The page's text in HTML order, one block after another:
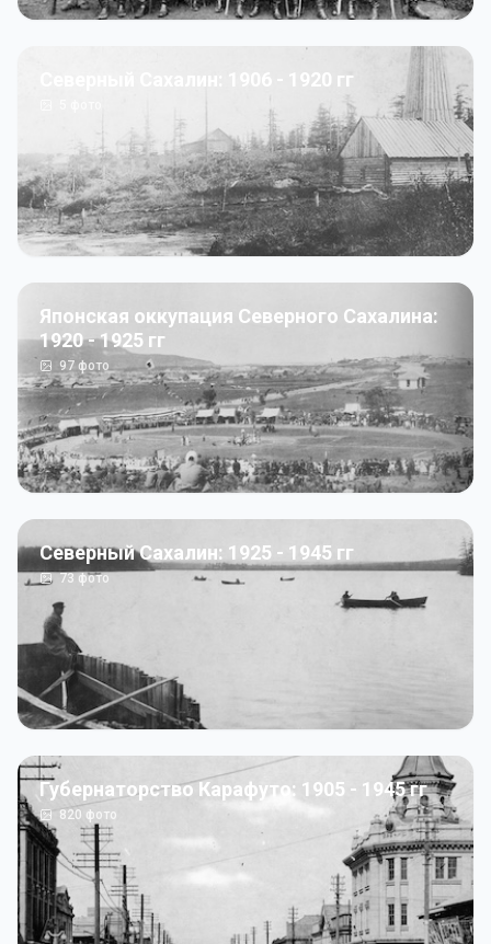
Северный Сахалин: 1906 - 1920 гг
Японская оккупация Северного Сахалина:
1920 - 1925 гг
97 фото
Северный Сахалин: 1925 - 1945 гг
73фото
Губернаторство Карафуто: 1905 - 1945 гг
820 фото